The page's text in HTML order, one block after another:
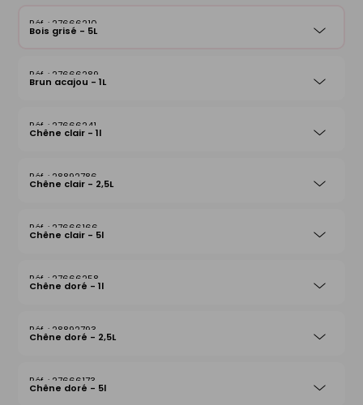
27666210
Bois grisé - 5L
27666289
Brun acajou - 1L
27666241
Chêne clair - 1l
28892786
Chêne clair - 2,5L
27666166
Chêne clair - 5l
27666258
Chêne doré - 1l
28892793
Chêne doré - 2,5L
27666173
Chêne doré - 5l